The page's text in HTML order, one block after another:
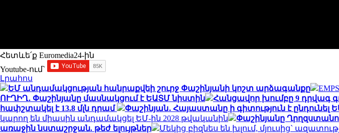
Հետևե՛ք Euromedia24-ին
Youtube-ում`
Լրահոս
ԵՄ անդամակցության հանրաքվեի շուրջ Փաշինյանի կոշտ արձագանքը
ՈՒՂԻՂ․ Փաշինյանը մասնակցում է ԵԱՏՄ նիստին
Հանցավոր խումբը 9 դրվագ
հափշտակել է 13.8 մլն դրամ
Փաշինյան․ Հայաստանը ի գիտություն է ընդունել
կարող են միասին անդամակցել ԵՄ-ին 2028 թվականին
Փաշինյանը
առաջին նստաշրջան. թեժ ելույթներ
Մեկից բիզնես են խլում, մյուսից`